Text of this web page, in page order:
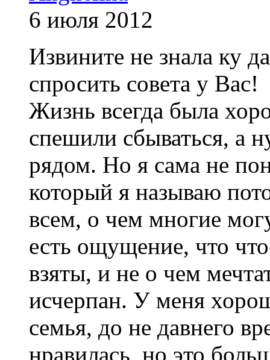
6 июля 2012
Извините не знала ку
спросить совета у Вас!
Жизнь всегда была
спешили сбываться, а
рядом. Но я сама не
который я называю
всем, о чем многие
есть ощущение, что
взяты, и не о чем
исчерпан. У меня
семья, до не давнего
нравилась, но это